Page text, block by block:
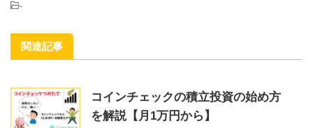
-
関連記事
コインチェックの積立投資の始め方
を解説【月1万円から】